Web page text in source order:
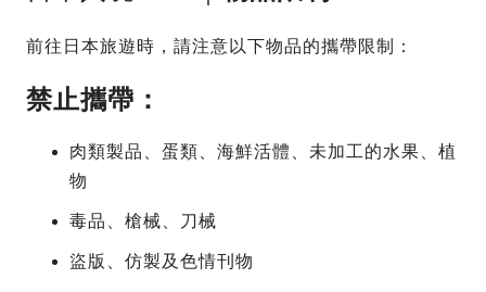
前往日本旅遊時，請注意以下物品的攜帶限制：
禁止攜帶：
肉類製品、蛋類、海鮮活體、未加工的水果、植
物
毒品、槍械、刀械
盜版、仿製及色情刊物